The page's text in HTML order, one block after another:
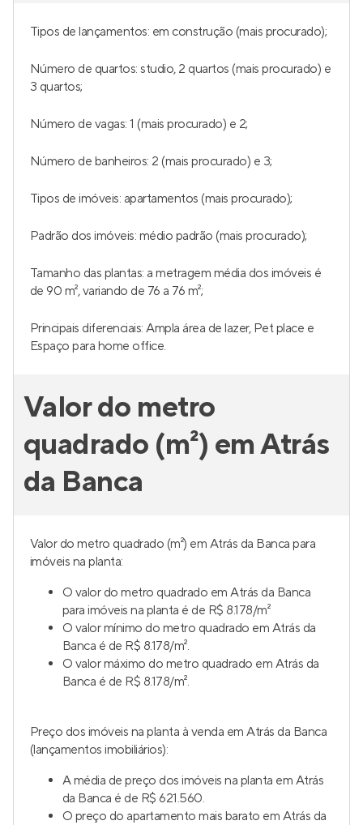
Tipos de lançamentos: em construção (mais procurado);
Número de quartos: studio, 2 quartos (mais procurado) e
3 quartos;
Número de vagas: 1 (mais procurado) e 2;
Número de banheiros: 2 (mais procurado) e 3;
Tipos de imóveis: apartamentos (mais procurado);
Padrão dos imóveis: médio padrão (mais procurado);
Tamanho das plantas: a metragem média dos imóveis é
de 90 m², variando de 76 a 76 m²;
Principais diferenciais: Ampla área de lazer, Pet place e
Espaço para home office.
Valor do metro
quadrado (m²) em Atrás
da Banca
Valor do metro quadrado (m²) em Atrás da Banca para
imóveis na planta:
O valor do metro quadrado em Atrás da Banca
para imóveis na planta é de R$ 8.178/m²
O valor mínimo do metro quadrado em Atrás da
Banca é de R$ 8.178/m².
O valor máximo do metro quadrado em Atrás da
Banca é de R$ 8.178/m².
Preço dos imóveis na planta à venda em Atrás da Banca
(lançamentos imobiliários):
A média de preço dos imóveis na planta em Atrás
da Banca é de R$ 621.560.
O preço do apartamento mais barato em Atrás da